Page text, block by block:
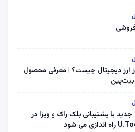
ارز دیجیتال چیست؟ | معرفی محصول
با پشتیبانی بلک راک و ویزا در